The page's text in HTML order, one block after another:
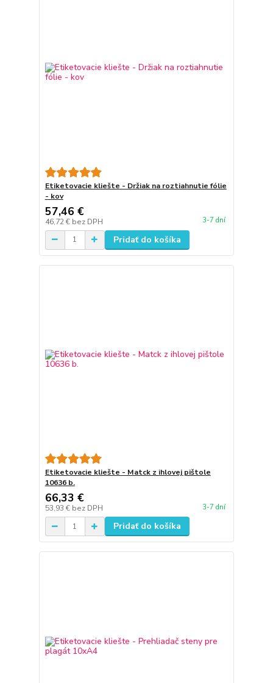
Etiketovacie kliešte - Držiak na roztiahnutie fólie
- kov
57,46 €
46,72 € bez DPH 3-7 dní
Pridať do košíka
Etiketovacie kliešte - Matck z ihlovej pištole
10636 b.
66,33 €
53,93 € bez DPH 3-7 dní
Pridať do košíka